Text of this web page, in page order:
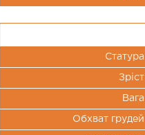
Статура
Зріст
Вага
Обхват грудей